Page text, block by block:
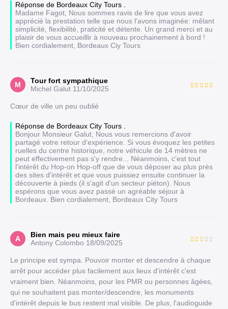
Réponse de Bordeaux City Tours .
Madame Fagot, Nous sommes ravis de lire que vous avez
apprécié la prestation telle que nous l'avons imaginée: mêlant
simplicité, flexibilité, praticité et détente. Un grand merci et au
plaisir de vous accueillir à nouveau prochainement à bord !
Bien cordialement, Bordeaux Ciy Tours
M
Tour fort sympathique
Michel Galut 11/10/2025
Cœur de ville un peu oublié
Réponse de Bordeaux City Tours .
Bonjour Monsieur Galut, Nous vous remercions d'avoir
partagé votre retour d'expérience. Si vous évoquez les petites
ruelles du centre historique, notre véhicule de 14 mètres ne
peut effectivement pas s'y rendre... Néanmoins, c'est tout
l'intérêt du Hop-on Hop-off que de vous déposer au plus près
des sites d'intérêt et que vous puissiez ensuite continuer la
découverte à pieds (il s'agit d'un secteur piéton). Nous
espérons que vous avez passé un agréable séjour à
Bordeaux. Bien cordialement, Bordeaux City Tours
A
Bien mais peu mieux faire
Antony Colombo 18/09/2025
Le principe est sympa. Pouvoir monter et descendre à chaque
arrêt pour accéder plus facilement aux lieux d'intérêt c'est
vraiment bien. Néanmoins, pour les PMR ou personnes âgées,
qui ne souhaitent pas monter/descendre, les monuments
d'intérêt depuis le bus restent mal visible. De plus, l'audioguide